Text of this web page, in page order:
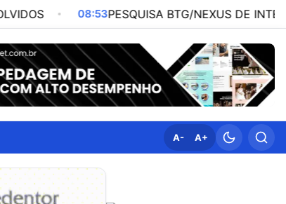
PESQUISA BTG/NEXUS DE INTENÇÃO DE
A- A+